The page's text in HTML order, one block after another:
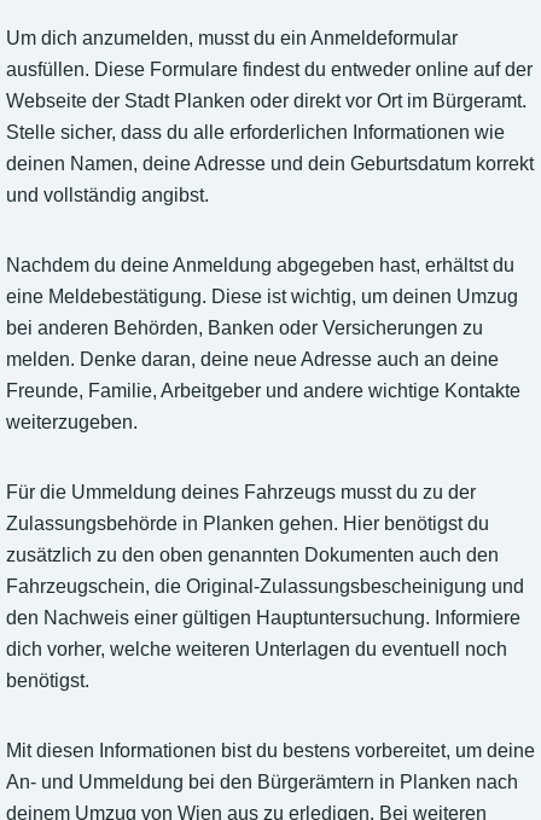
Um dich anzumelden, musst du ein Anmeldeformular
ausfüllen. Diese Formulare findest du entweder online auf der
Webseite der Stadt Planken oder direkt vor Ort im Bürgeramt.
Stelle sicher, dass du alle erforderlichen Informationen wie
deinen Namen, deine Adresse und dein Geburtsdatum korrekt
und vollständig angibst.
Nachdem du deine Anmeldung abgegeben hast, erhältst du
eine Meldebestätigung. Diese ist wichtig, um deinen Umzug
bei anderen Behörden, Banken oder Versicherungen zu
melden. Denke daran, deine neue Adresse auch an deine
Freunde, Familie, Arbeitgeber und andere wichtige Kontakte
weiterzugeben.
Für die Ummeldung deines Fahrzeugs musst du zu der
Zulassungsbehörde in Planken gehen. Hier benötigst du
zusätzlich zu den oben genannten Dokumenten auch den
Fahrzeugschein, die Original-Zulassungsbescheinigung und
den Nachweis einer gültigen Hauptuntersuchung. Informiere
dich vorher, welche weiteren Unterlagen du eventuell noch
benötigst.
Mit diesen Informationen bist du bestens vorbereitet, um deine
An- und Ummeldung bei den Bürgerämtern in Planken nach
deinem Umzug von Wien aus zu erledigen. Bei weiteren